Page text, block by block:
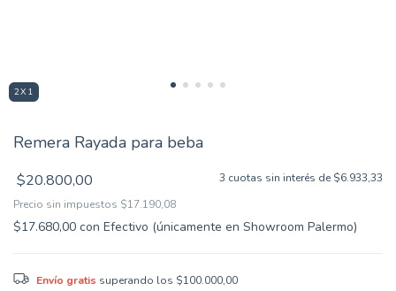
2X1
Remera Rayada para beba
$20.800,00 3 cuotas sin interés de $6.933,33
Precio sin impuestos $17.190,08
$17.680,00 con Efectivo (únicamente en Showroom Palermo)
Envío gratis superando los $100.000,00